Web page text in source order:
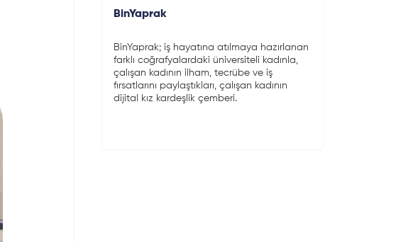
BinYaprak
BinYaprak; iş hayatına atılmaya hazırlanan
farklı coğrafyalardaki üniversiteli kadınla,
çalışan kadının ilham, tecrübe ve iş
fırsatlarını paylaştıkları, çalışan kadının
dijital kız kardeşlik çemberi.